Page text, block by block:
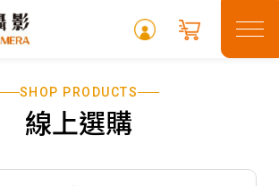
SHOP PRODUCTS
線上選購
關於玖大